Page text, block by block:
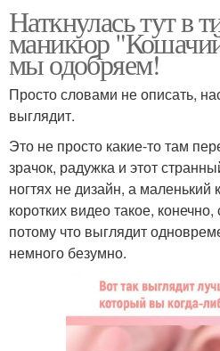
Наткнулась тут в
маникюр
мы одобряем!
Просто словами не описать,
выглядит.
Это не просто какие-то там
зрачок, радужка и этот
ногтях не дизайн, а маленький
коротких видео такое, конечно,
потому что выглядит
немного безумно.